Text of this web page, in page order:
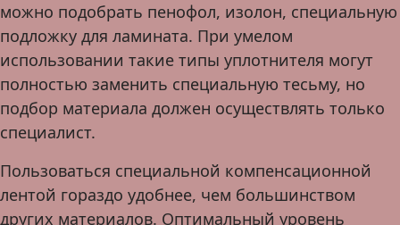
можно подобрать пенофол, изолон, специальную
подложку для ламината. При умелом
использовании такие типы уплотнителя могут
полностью заменить специальную тесьму, но
подбор материала должен осуществлять только
специалист.
Пользоваться специальной компенсационной
лентой гораздо удобнее, чем большинством
других материалов. Оптимальный уровень